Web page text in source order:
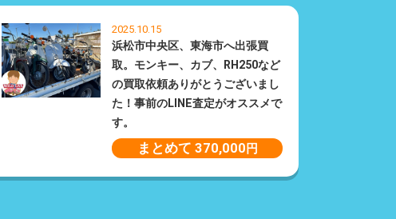
2025.10.15
浜松市中央区、東海市へ出張買
取。モンキー、カブ、RH250など
の買取依頼ありがとうございまし
た！事前のLINE査定がオススメで
す。
まとめて 370,000 円